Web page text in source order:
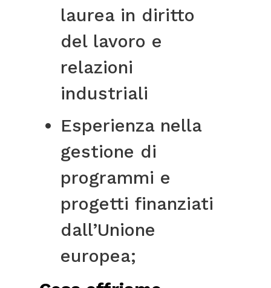
laurea in diritto
del lavoro e
relazioni
industriali
Esperienza nella
gestione di
programmi e
progetti finanziati
dall’Unione
europea;